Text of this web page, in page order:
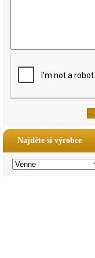
Najděte si výrobce